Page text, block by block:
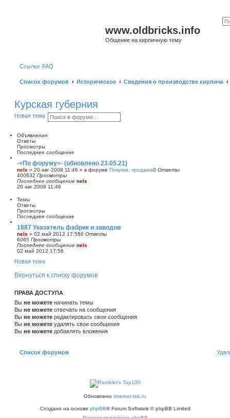
www.oldbricks.info
Общение на кирпичную тему
Ссылки FAQ
Список форумов Историческое Сведения о производстве кирпича
Курская губерния
Новая тема П
о
Р
а
е
н
ы
й
п
о
Объявления
Ответы
Просмотры
Последнее сообщение
-=По форуму=- (обновлено 23.05.21)
nels » 20 авг 2008 11:46 » в форуме Покупка, продажа0 Ответы
400632 Просмотры
Последнее сообщение nels
20 авг 2008 11:46
Темы
Ответы
Просмотры
Последнее сообщение
1887 Указатель фабрик и заводов
nels » 02 май 2012 17:560 Ответы
6065 Просмотры
Последнее сообщение nels
02 май 2012 17:56
Новая тема
Вернуться к списку форумов
ПРАВА ДОСТУПА
Вы не можете начинать темы
Вы не можете отвечать на сообщения
Вы не можете редактировать свои сообщения
Вы не можете удалять свои сообщения
Вы не можете добавлять вложения
Список форумов
Обновлено internet-lab.ru
Создано на основе phpBB® Forum Software © phpBB Limited